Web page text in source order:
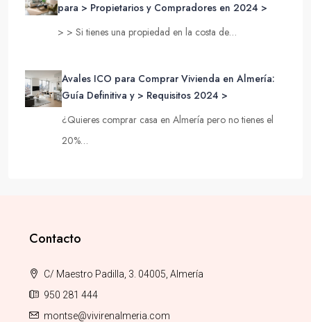
para > Propietarios y Compradores en 2024 >
> > Si tienes una propiedad en la costa de…
Avales ICO para Comprar Vivienda en Almería:
Guía Definitiva y > Requisitos 2024 >
¿Quieres comprar casa en Almería pero no tienes el
20%…
Contacto
C/ Maestro Padilla, 3. 04005, Almería
950 281 444
montse@vivirenalmeria.com